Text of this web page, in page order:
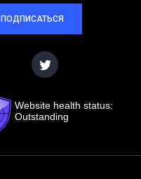
ПОДПИСАТЬСЯ
Website health status:
Outstanding